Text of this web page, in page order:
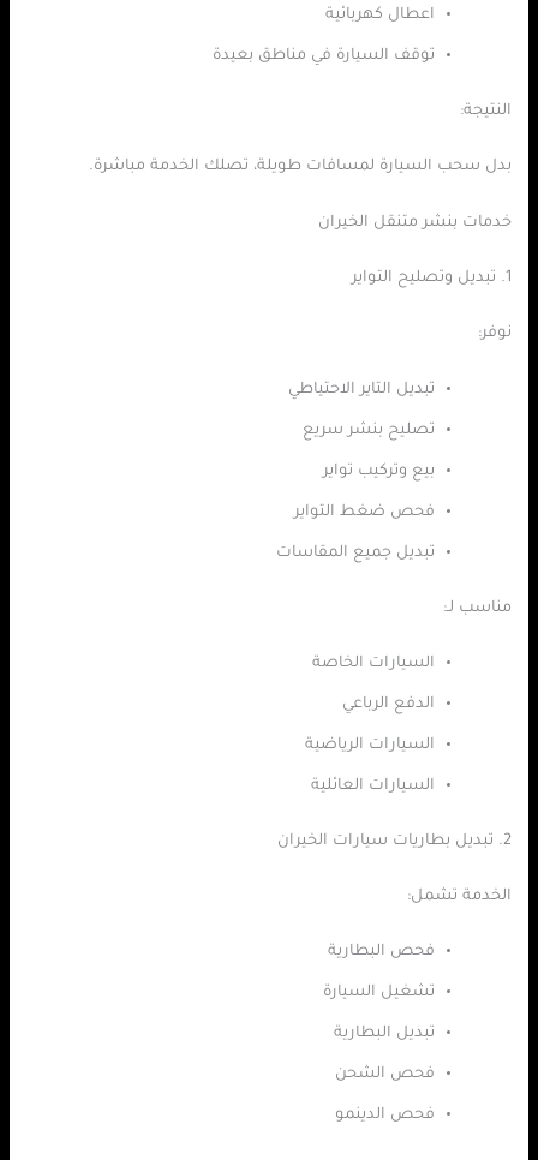
اعطال كهربائية
توقف السيارة في مناطق بعيدة
النتيجة:
بدل سحب السيارة لمسافات طويلة، تصلك الخدمة مباشرة.
خدمات بنشر متنقل الخيران
1. تبديل وتصليح التواير
نوفر:
تبديل التاير الاحتياطي
تصليح بنشر سريع
بيع وتركيب تواير
فحص ضغط التواير
تبديل جميع المقاسات
مناسب لـ:
السيارات الخاصة
الدفع الرباعي
السيارات الرياضية
السيارات العائلية
2. تبديل بطاريات سيارات الخيران
الخدمة تشمل:
فحص البطارية
تشغيل السيارة
تبديل البطارية
فحص الشحن
فحص الدينمو